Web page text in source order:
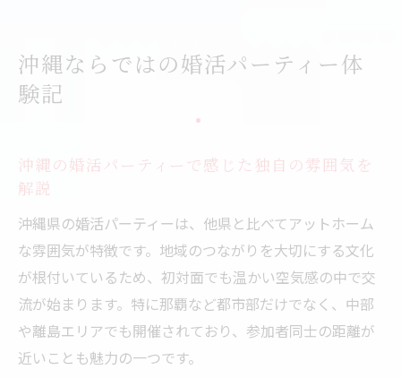
初めての婚活パーティー体験で得られる発
沖縄婚活パーティーで印象的だった交流の
工夫
趣味中心の婚活パーティーが人気の理由を
解説
婚活パーティーで趣味を活かした交流体験
の魅力
沖縄の婚活パーティーで趣味が生み出す出
会い方
沖縄ならではの婚活パーティー体
験記
沖縄の婚活パーティーで感じた独自の雰囲気を
解説
沖縄県の婚活パーティーは、他県と比べてアットホーム
な雰囲気が特徴です。地域のつながりを大切にする文化
が根付いているため、初対面でも温かい空気感の中で交
流が始まります。特に那覇など都市部だけでなく、中部
や離島エリアでも開催されており、参加者同士の距離が
近いことも魅力の一つです。